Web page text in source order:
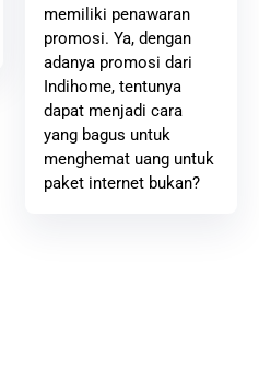
memiliki penawaran
promosi. Ya, dengan
adanya promosi dari
Indihome, tentunya
dapat menjadi cara
yang bagus untuk
menghemat uang untuk
paket internet bukan?